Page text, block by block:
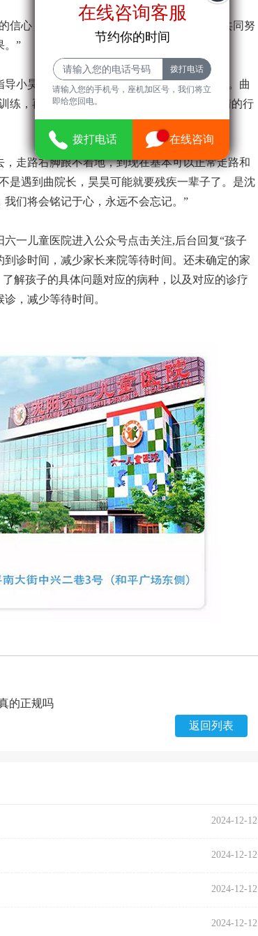
心，我们会尽全力为孩子医治，只要我们共同努
。”
小昊昊进行康复训练，小昊昊基本恢复健康。曲
练，再过几个月，就能彻底告别“尖足”，尽情的行
走路右脚跟不着地，到现在基本可以正常走路和
是遇到曲院长，昊昊可能就要残疾一辈子了。是沈
们将会铭记于心，永远不会忘记。”
一儿童医院进入公众号点击关注,后台回复“孩子
诊时间，减少家长来院等待时间。还未确定的家
解孩子的具体问题对应的病种，以及对应的诊疗
，减少等待时间。
在线咨询客服
节约你的时间
请输入您的手机号，座机加区号，我们
拨打电话 在线咨询
的正规吗
返回列表
2024-12-12
2024-12-12
2024-12-12
2024-12-12
在线咨询客服
节约你的时间
请输入您的手机号，座机加区号，我们将立
即给您回电。
拨打电话 在线咨询